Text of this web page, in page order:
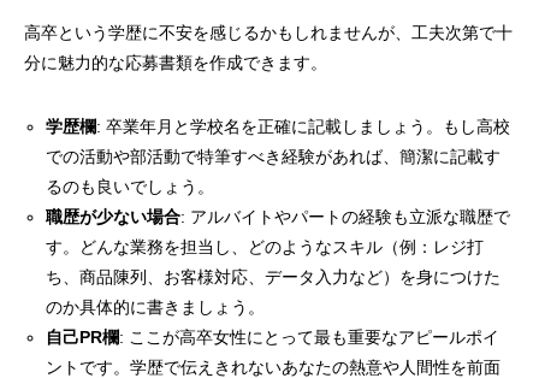
高卒という学歴に不安を感じるかもしれませんが、工夫次第で十
分に魅力的な応募書類を作成できます。
学歴欄: 卒業年月と学校名を正確に記載しましょう。もし高校
での活動や部活動で特筆すべき経験があれば、簡潔に記載す
るのも良いでしょう。
職歴が少ない場合: アルバイトやパートの経験も立派な職歴で
す。どんな業務を担当し、どのようなスキル（例：レジ打
ち、商品陳列、お客様対応、データ入力など）を身につけた
のか具体的に書きましょう。
自己PR欄: ここが高卒女性にとって最も重要なアピールポイ
ントです。学歴で伝えきれないあなたの熱意や人間性を前面